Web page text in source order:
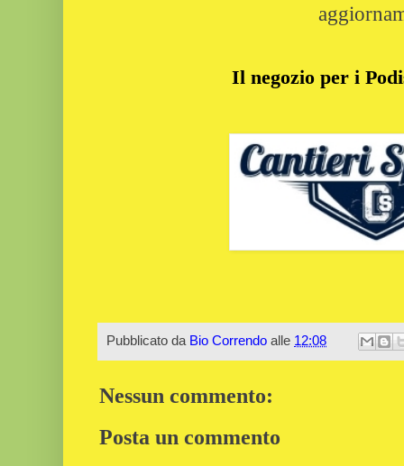
Il negozio per i
Pubblicato da Bio Correndo alle 12:08
Nessun commento:
Posta un commento